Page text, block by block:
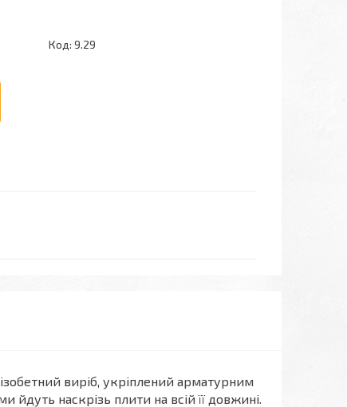
Код: 9.29
виріб, укріплений арматурним
йдуть наскрізь плити на всій її довжині.